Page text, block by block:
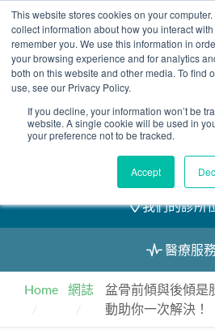
This website stores cookies on your
collect information about how you interact
remember you. We use this information in
your browsing experience and for analytics
both on this website and other media. To find
use, see our Privacy Policy.
If you decline, your information won’t be
website. A single cookie will be used in
your preference not to be tracked.
Accept
Skip
to
content
2155 9055
預約
我們的醫護
我們的診所
醫療服
Home 網誌
盆骨前傾與後傾是
動助你一次解決！